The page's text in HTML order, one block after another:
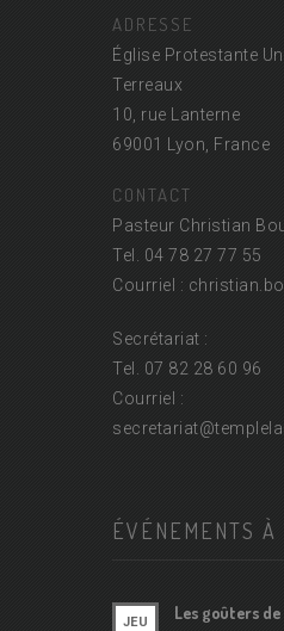
ADRESSE
Église Protestante
Terreaux
10, rue Lanterne
69001 Lyon, France
CONTACT
Pasteur Christian
Tel. 04 78 27 77 55
Courriel :
Secrétariat :
Tel. 07 82 28 60 96
Courriel :
secretariat@
ÉVÉNEMENTS À
JEU Les goûters de